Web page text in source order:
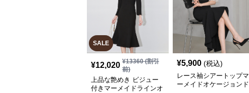
SALE
¥12,020 ¥13360(割引
前)
上品な艶めき ビジュー
付きマーメイドラインオ
¥5,900 (税込)
レース袖シアートップマ
ーメイドオケージョンド